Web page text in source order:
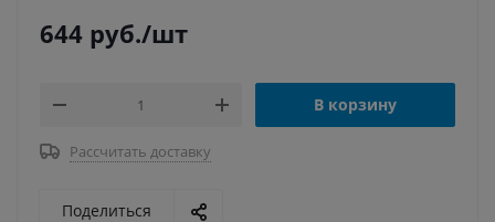
644 руб./шт
В корзину
Рассчитать доставку
Поделиться